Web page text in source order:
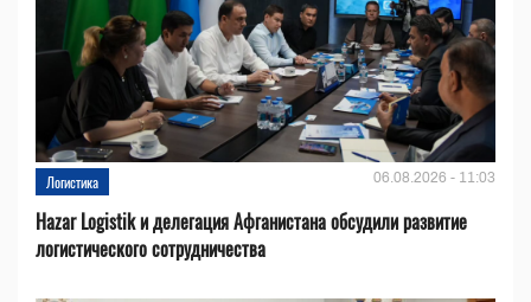
Логистика 06.08.2026 - 11:03
Hazar Logistik и делегация Афганистана обсудили развитие
логистического сотрудничества